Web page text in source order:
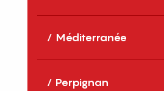
Méditerranée
Perpignan